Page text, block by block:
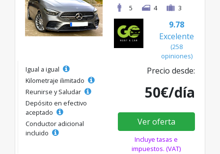
5
4 3
9.78
Excelente
(258
opiniones)
Igual a igual
Kilometraje ilimitado
Reunirse y Saludar
Depósito en efectivo
aceptado
Conductor adicional
incluido
Precio desde:
50€/día
Ver oferta
Incluye tasas e
impuestos. (VAT)